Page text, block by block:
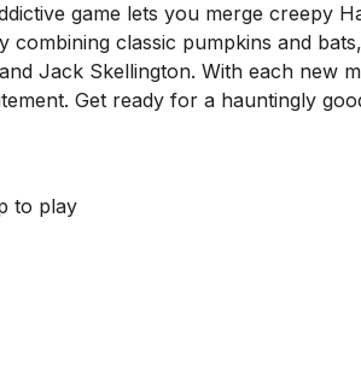
game lets you merge creepy
combining classic pumpkins and
Jack Skellington. With each new
Get ready for a hauntingly
to play